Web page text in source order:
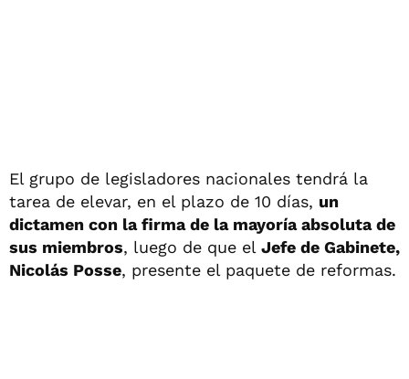
El grupo de legisladores nacionales tendrá la
tarea de elevar, en el plazo de 10 días, un
dictamen con la firma de la mayoría absoluta de
sus miembros, luego de que el Jefe de Gabinete,
Nicolás Posse, presente el paquete de reformas.